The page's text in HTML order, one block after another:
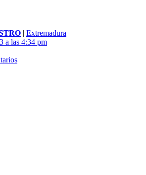
| Extremadura
a las 4:34 pm